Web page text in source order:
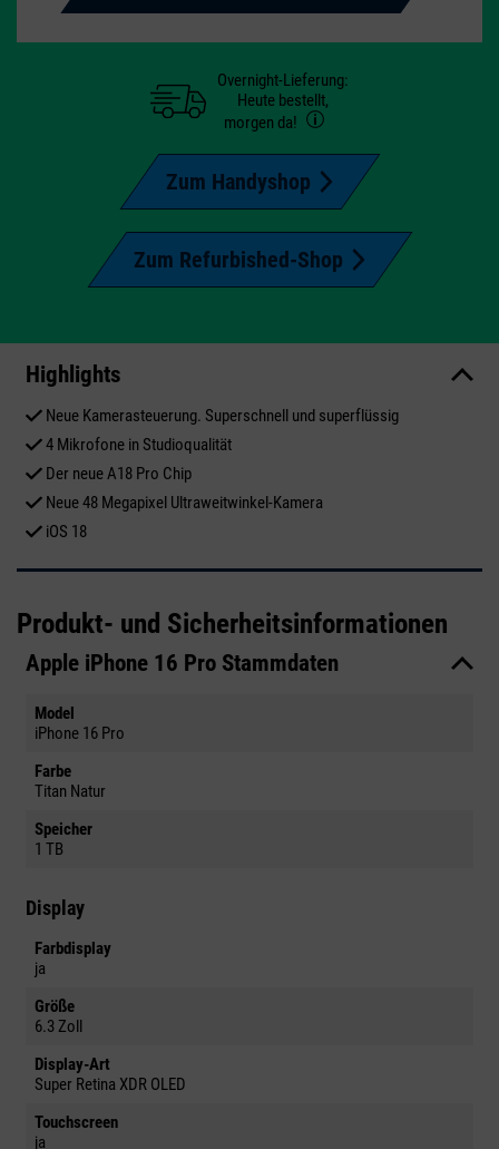
Overnight-Lieferung:
Heute bestellt,
morgen da!
Zum Handyshop
Zum Refurbished-Shop
Highlights
Neue Kamerasteuerung. Superschnell und superflüssig
4 Mikrofone in Studioqualität
Der neue A18 Pro Chip
Neue 48 Megapixel Ultraweitwinkel-Kamera
iOS 18
Produkt- und Sicherheitsinformationen
Apple iPhone 16 Pro Stammdaten
Model
iPhone 16 Pro
Farbe
Titan Natur
Speicher
1 TB
Display
Farbdisplay
ja
Größe
6.3 Zoll
Display-Art
Super Retina XDR OLED
Touchscreen
ja